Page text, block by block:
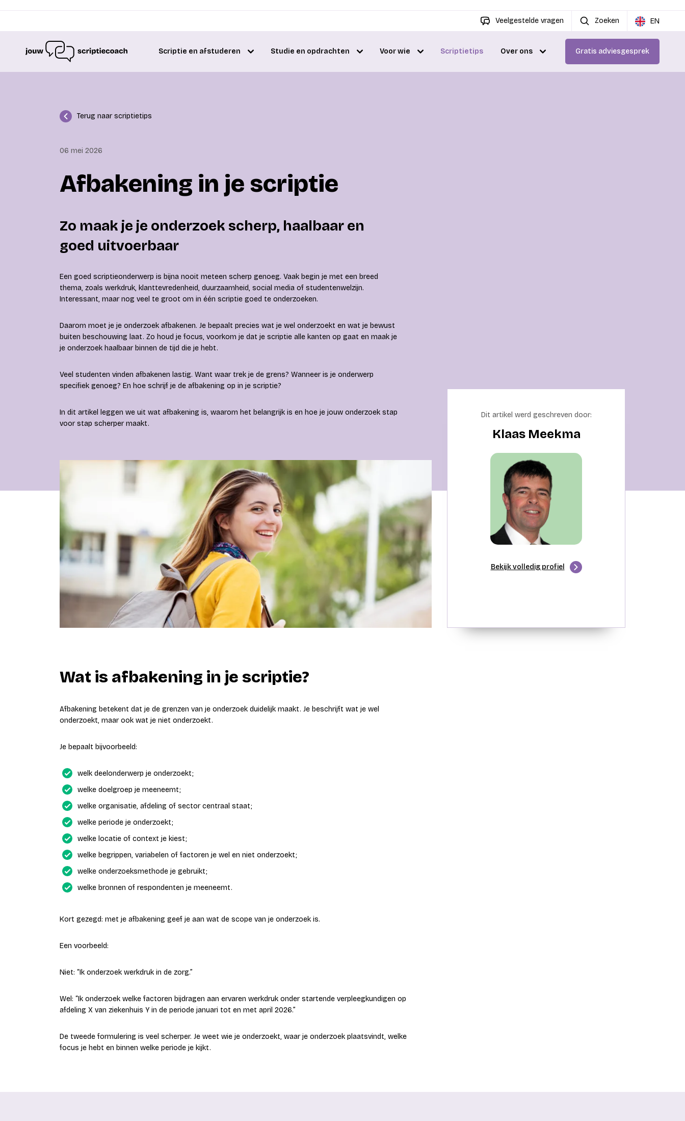
Veelgestelde vragen Zoeken EN
Scriptie en afstuderen Studie en opdrachten Voor wie Scriptietips Over ons Gratis adviesgesprek
Terug naar scriptietips
06 mei 2026
Afbakening in je scriptie
Zo maak je je onderzoek scherp, haalbaar en
goed uitvoerbaar
Een goed scriptieonderwerp is bijna nooit meteen scherp genoeg. Vaak begin je met een breed
thema, zoals werkdruk, klanttevredenheid, duurzaamheid, social media of studentenwelzijn.
Interessant, maar nog veel te groot om in één scriptie goed te onderzoeken.
Daarom moet je je onderzoek afbakenen. Je bepaalt precies wat je wel onderzoekt en wat je bewust
buiten beschouwing laat. Zo houd je focus, voorkom je dat je scriptie alle kanten op gaat en maak je
je onderzoek haalbaar binnen de tijd die je hebt.
Veel studenten vinden afbakenen lastig. Want waar trek je de grens? Wanneer is je onderwerp
specifiek genoeg? En hoe schrijf je de afbakening op in je scriptie?
In dit artikel leggen we uit wat afbakening is, waarom het belangrijk is en hoe je jouw onderzoek stap
voor stap scherper maakt.
Dit artikel werd geschreven door:
Klaas Meekma
Bekijk volledig profiel
Wat is afbakening in je scriptie?
Afbakening betekent dat je de grenzen van je onderzoek duidelijk maakt. Je beschrijft wat je wel
onderzoekt, maar ook wat je niet onderzoekt.
Je bepaalt bijvoorbeeld:
welk deelonderwerp je onderzoekt;
welke doelgroep je meeneemt;
welke organisatie, afdeling of sector centraal staat;
welke periode je onderzoekt;
welke locatie of context je kiest;
welke begrippen, variabelen of factoren je wel en niet onderzoekt;
welke onderzoeksmethode je gebruikt;
welke bronnen of respondenten je meeneemt.
Kort gezegd: met je afbakening geef je aan wat de scope van je onderzoek is.
Een voorbeeld:
Niet: “Ik onderzoek werkdruk in de zorg.”
Wel: “Ik onderzoek welke factoren bijdragen aan ervaren werkdruk onder startende verpleegkundigen op
afdeling X van ziekenhuis Y in de periode januari tot en met april 2026.”
De tweede formulering is veel scherper. Je weet wie je onderzoekt, waar je onderzoek plaatsvindt, welke
focus je hebt en binnen welke periode je kijkt.